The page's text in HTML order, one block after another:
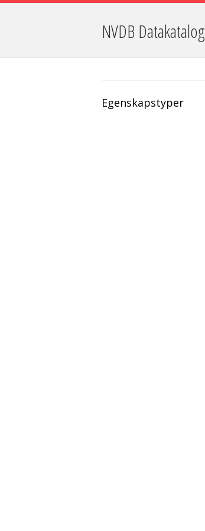
NVDB Datakatalog
Egenskapstyper